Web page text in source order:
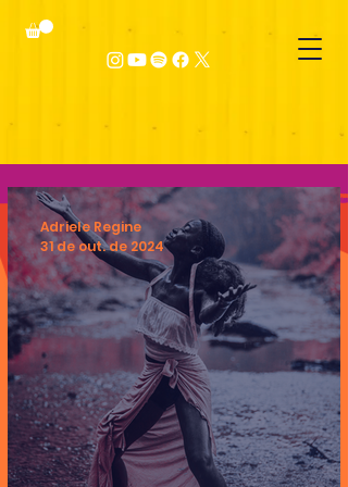
Adriele Regine
31 de out. de 2024